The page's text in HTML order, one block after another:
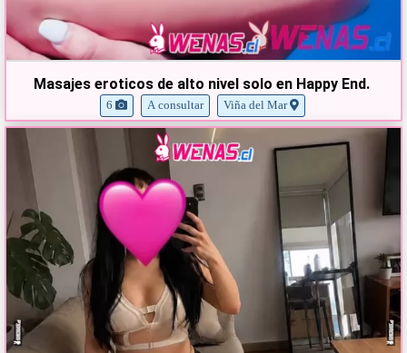
Masajes eroticos de alto nivel solo en Happy End.
6 A consultar Viña del Mar